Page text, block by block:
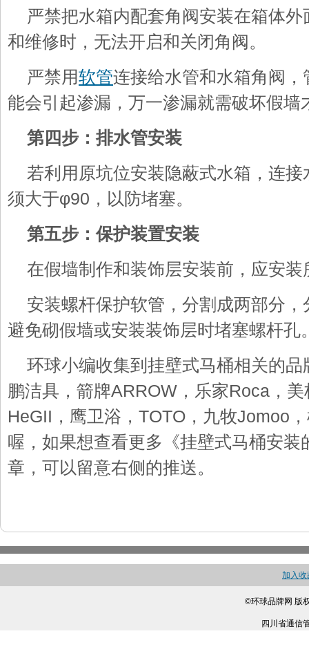
严禁把水箱内配套角阀安装在箱体
和维修时，无法开启和关闭角阀。
严禁用软管连接给水管和水箱角阀，
能会引起渗漏，万一渗漏就需破坏假墙
第四步：排水管安装
若利用原坑位安装隐蔽式水箱，连
须大于φ90，以防堵塞。
第五步：保护装置安装
在假墙制作和装饰层安装前，应安
安装螺杆保护软管，分割成两部分
避免砌假墙或安装装饰层时堵塞螺杆孔
环球小编收集到挂壁式马桶相关的
鹏洁具，箭牌ARROW，乐家Roca，
HeGII，鹰卫浴，TOTO，九牧Jomoo
喔，如果想查看更多《挂壁式马桶安装
章，可以留意右侧的推送。
加入收
©环球品牌网 版
四川省通信